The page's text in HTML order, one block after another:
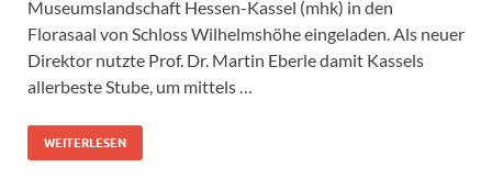
Museumslandschaft Hessen-Kassel (mhk) in den
Florasaal von Schloss Wilhelmshöhe eingeladen. Als neuer
Direktor nutzte Prof. Dr. Martin Eberle damit Kassels
allerbeste Stube, um mittels …
WEITERLESEN